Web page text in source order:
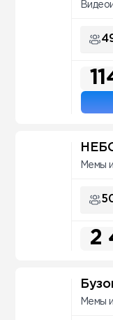
Мемы
2
Мемы